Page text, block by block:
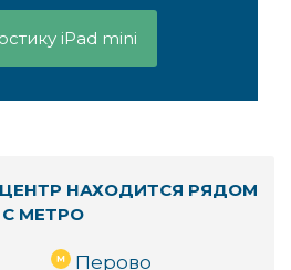
iPad mini
НАХОДИТСЯ РЯДОМ
С МЕТРО
Перово